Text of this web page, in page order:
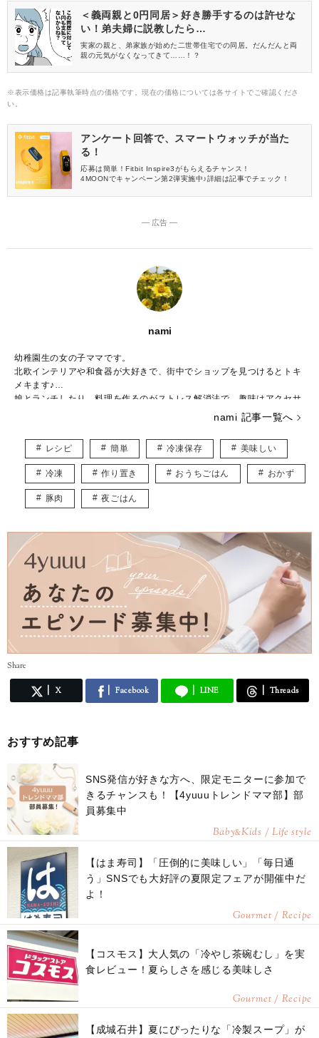
＜義両親と0円同居＞好き勝手するのは許せな
い！弟夫婦に説教したら…
実家の親と、弟家族が始めた二世帯住宅での同居。だんだんと両
親の元気がなくなってきて……！？
※表示価格は記事執筆時点の価格です。現在の価格については各サイトでご確認くださ
い。
アンケート回答で、スマートウォッチが当た
る！
応募は簡単！Fitbit Inspire3がもらえるチャンス！
4MOONでキャンペーン第2弾実施中♪詳細は記事でチェック！
― 広告 ―
nami
幼稚園生の女の子ママです。
北欧インテリアや和食器が大好きで、街中でショップを見つけるとトキ
メキます♪
娘とランチしたり、料理を作るのがストレス解消法で、趣味はアクセサ
緒に暮らしたいなぁと夢見ています。
皆様に役立つ情報を、楽しくお届けしていけたらと思います♡
nami 記事一覧へ
レシピ 簡単 冷凍保存 美味しい
冷凍 作り置き おうちごはん おかず
豚肉 夜ごはん
Share
X Facebook LINE Threads
おすすめ記事
SNS発信が好きな方へ、限定モニターに参加で
きるチャンスも！【4yuuuトレンドママ部】部
員募集中
Baby&Kids / Life style
【はま寿司】「圧倒的に美味しい」「毎日通
う」SNSでも大好評の夏限定フェアが開催中だ
よ！
Gourmet / Recipe
【コスモス】大人気の「冷やし茶碗むし」を実
食レビュー！夏らしさを感じる美味しさ
Gourmet / Recipe
【成城石井】夏にぴったりな「冷製スープ」が